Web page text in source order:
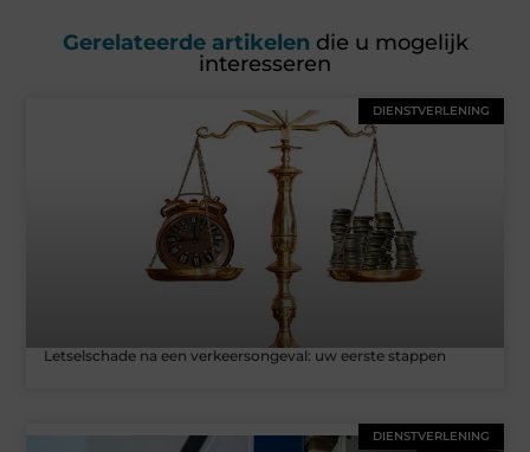
Gerelateerde artikelen die u mogelijk
interesseren
DIENSTVERLENING
Letselschade na een verkeersongeval: uw eerste stappen
DIENSTVERLENING